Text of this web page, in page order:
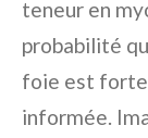
teneur en
probabilité
foie est forte
informée.